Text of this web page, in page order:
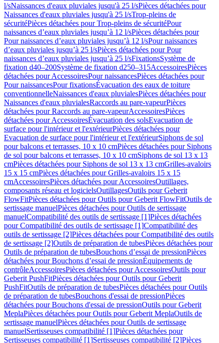
l/sNaissances d'eaux pluviales jusqu'à 25 l/sPièces détachées pour
Naissances d'eaux pluviales jusqu'à 25 l/sTrop-pleins de
sécuritéPièces détachées pour Trop-pleins de sécuritéPour
naissances d’eaux pluviales jusqu’à 12 l/sPièces détachées pour
Pour naissances d’eaux pluviales jusqu’à 12 l/sPour naissances
d’eaux pluviales jusqu’à 25 l/sPièces détachées pour Pour
naissances d’eaux pluviales jusqu’à 25 l/sFixationsSystème de
fixation d40–200Système de fixation d250–315AccessoiresPièces
détachées pour AccessoiresPour naissancesPièces détachées pour
Pour naissancesPour fixationsÉvacuation des eaux de toiture
conventionnelleNaissances d'eaux pluvialesPièces détachées pour
Naissances d'eaux pluvialesRaccords au pare-vapeurPièces
détachées pour Raccords au pare-vapeurAccessoiresPièces
détachées pour AccessoiresÉvacuation des solsEvacuation de
surface pour l'intérieur et l'extérieurPièces détachées pour
Evacuation de surface pour l'intérieur et l'extérieurSiphons de sol
pour balcons et terrasses, 10 x 10 cmPièces détachées pour Siphons
de sol pour balcons et terrasses, 10 x 10 cmSiphons de sol 13 x 13
cmPièces détachées pour Siphons de sol 13 x 13 cmGrilles-avaloirs
15 x 15 cmPièces détachées pour Grilles-avaloirs 15 x 15
cmAccessoiresPièces détachées pour AccessoiresOutillages,
composants réseau et logicielsOutillagesOutils pour Geberit
FlowFitPièces détachées pour Outils pour Geberit FlowFitOutils de
sertissage manuelPièces détachées pour Outils de sertissage
manuelCompatibilité des outils de sertissage [1]Pièces détachées
pour Compatibilité des outils de sertissage [1]Compatibilité des
outils de sertissage [2]Pièces détachées pour Compatibilité des outils
de sertissage [2]Outils de préparation de tubesPièces détachées pour
Outils de préparation de tubesBouchons d’essai de pressionPièces
détachées pour Bouchons d’essai de pressionÉquipements de
contrôleAccessoiresPièces détachées pour AccessoiresOutils pour
Geberit PushFitPièces détachées pour Outils pour Geberit
PushFitOutils de préparation de tubesPièces détachées pour Outils
de préparation de tubesBouchons d'essai de pressionPièces
détachées pour Bouchons d'essai de pressionOutils pour Geberit
MeplaPièces détachées pour Outils pour Geberit MeplaOutils de
sertissage manuelPièces détachées pour Outils de sertissage
manuelSertisseuses compatibilité [1]Pièces détachées pour
Sertisseuses compatibilité [1]Sertisseuses compatibilité [2]Pièces